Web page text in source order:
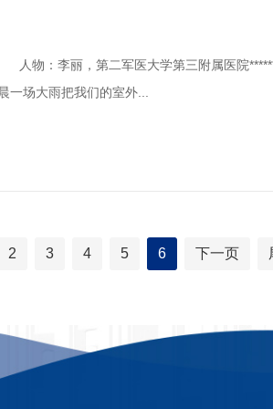
一场大雨把我们的室外...
2 3 4 5 6 下一页